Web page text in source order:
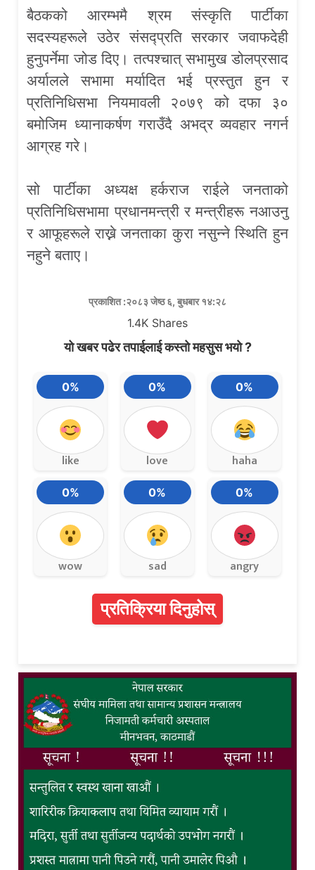
बैठकको आरम्भमै श्रम संस्कृति पार्टीका
सदस्यहरूले उठेर संसद्प्रति सरकार जवाफदेही
हुनुपर्नेमा जोड दिए। तत्पश्चात् सभामुख डोलप्रसाद
अर्यालले सभामा मर्यादित भई प्रस्तुत हुन र
प्रतिनिधिसभा नियमावली २०७९ को दफा ३०
बमोजिम ध्यानाकर्षण गराउँदै अभद्र व्यवहार नगर्न
आग्रह गरे।
सो पार्टीका अध्यक्ष हर्कराज राईले जनताको
प्रतिनिधिसभामा प्रधानमन्त्री र मन्त्रीहरू नआउनु
र आफूहरूले राख्ने जनताका कुरा नसुन्ने स्थिति हुन
नहुने बताए।
प्रकाशित :२०८३ जेष्ठ ६, बुधबार १४:२८
1.4K Shares
यो खबर पढेर तपाईलाई कस्तो महसुस भयो ?
0%
like
0%
love
0%
haha
0%
wow
0%
sad
0%
angry
प्रतिक्रिया दिनुहोस्